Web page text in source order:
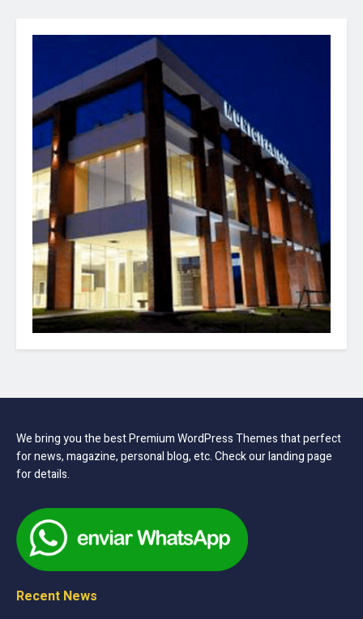
We bring you the best Premium WordPress Themes that perfect
for news, magazine, personal blog, etc. Check our landing page
for details.
Recent News